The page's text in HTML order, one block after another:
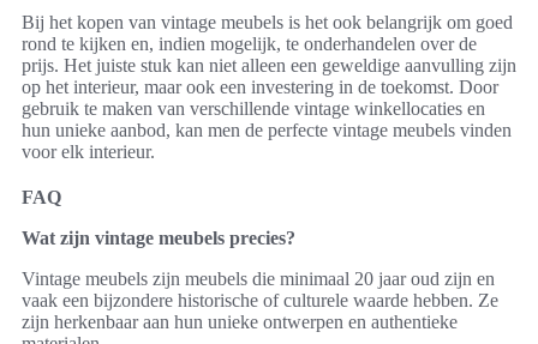
Bij het kopen van vintage meubels is het ook belangrijk om goed
rond te kijken en, indien mogelijk, te onderhandelen over de
prijs. Het juiste stuk kan niet alleen een geweldige aanvulling zijn
op het interieur, maar ook een investering in de toekomst. Door
gebruik te maken van verschillende vintage winkellocaties en
hun unieke aanbod, kan men de perfecte vintage meubels vinden
voor elk interieur.
FAQ
Wat zijn vintage meubels precies?
Vintage meubels zijn meubels die minimaal 20 jaar oud zijn en
vaak een bijzondere historische of culturele waarde hebben. Ze
zijn herkenbaar aan hun unieke ontwerpen en authentieke